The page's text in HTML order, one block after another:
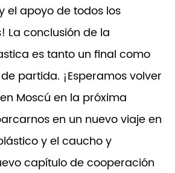
el apoyo de todos los
La conclusión de la
es tanto un final como
partida. ¡Esperamos volver
Moscú en la próxima
en un nuevo viaje en
y el caucho y
capítulo de cooperación